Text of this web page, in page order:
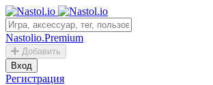
Nastolio.Premium
Добавить
Вход
Регистрация